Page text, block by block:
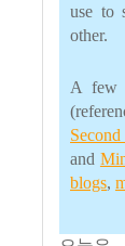
use to
other.
A few
and
blogs,